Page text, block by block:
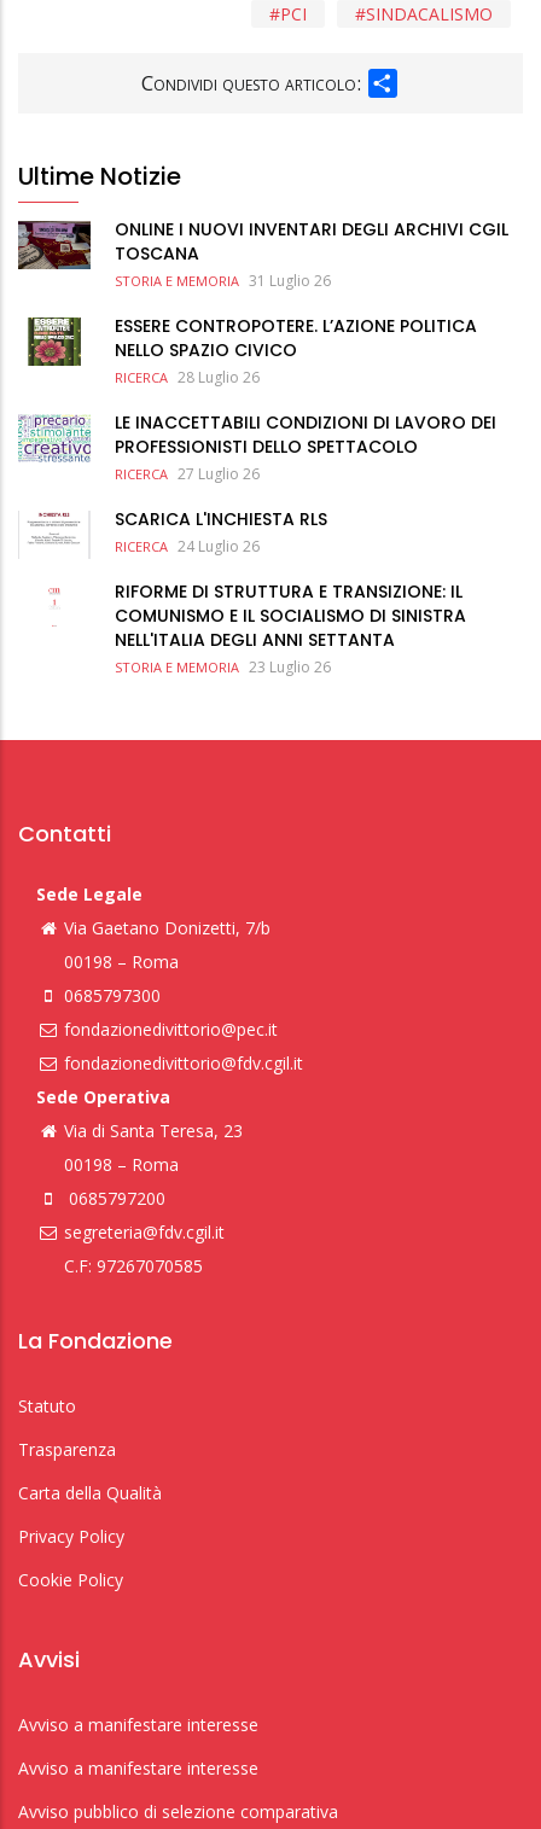
SINDACALISMO
PCI
Condividi questo articolo:
Ultime Notizie
ONLINE I NUOVI INVENTARI DEGLI ARCHIVI CGIL
TOSCANA
STORIA E MEMORIA 31 Luglio 26
ESSERE CONTROPOTERE. L’AZIONE POLITICA
NELLO SPAZIO CIVICO
RICERCA 28 Luglio 26
LE INACCETTABILI CONDIZIONI DI LAVORO DEI
PROFESSIONISTI DELLO SPETTACOLO
RICERCA 27 Luglio 26
SCARICA L'INCHIESTA RLS
RICERCA 24 Luglio 26
RIFORME DI STRUTTURA E TRANSIZIONE: IL
COMUNISMO E IL SOCIALISMO DI SINISTRA
NELL'ITALIA DEGLI ANNI SETTANTA
STORIA E MEMORIA 23 Luglio 26
Contatti
Sede Legale
Via Gaetano Donizetti, 7/b
00198 – Roma
0685797300
fondazionedivittorio@pec.it
fondazionedivittorio@fdv.cgil.it
Sede Operativa
Via di Santa Teresa, 23
00198 – Roma
0685797200
segreteria@fdv.cgil.it
C.F: 97267070585
La Fondazione
Statuto
Trasparenza
Carta della Qualità
Privacy Policy
Cookie Policy
Avvisi
Avviso a manifestare interesse
Avviso a manifestare interesse
Avviso pubblico di selezione comparativa